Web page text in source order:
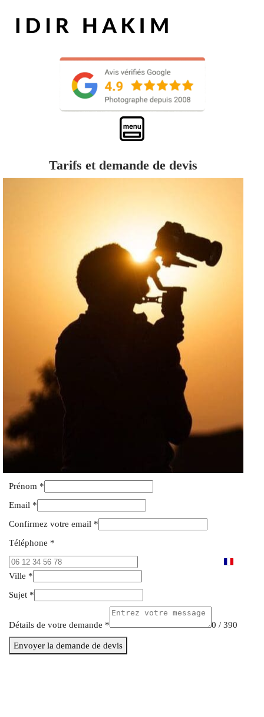
Tarifs et demande de devis
Prénom *
Email *
Confirmez votre email *
Téléphone *
France
Ville *
Sujet *
Détails de votre demande * 0 / 390
Envoyer la demande de devis